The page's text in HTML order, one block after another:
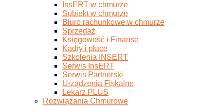
InsERT w chmurze
Subiekt w chmurze
Biuro rachunkowe w chmurze
Sprzedaż
Księgowość i Finanse
Kadry i płace
Szkolenia INSERT
Serwis InsERT
Serwis Partnerski
Urządzenia Fiskalne
Lekarz PLUS
Rozwiązania Chmurowe